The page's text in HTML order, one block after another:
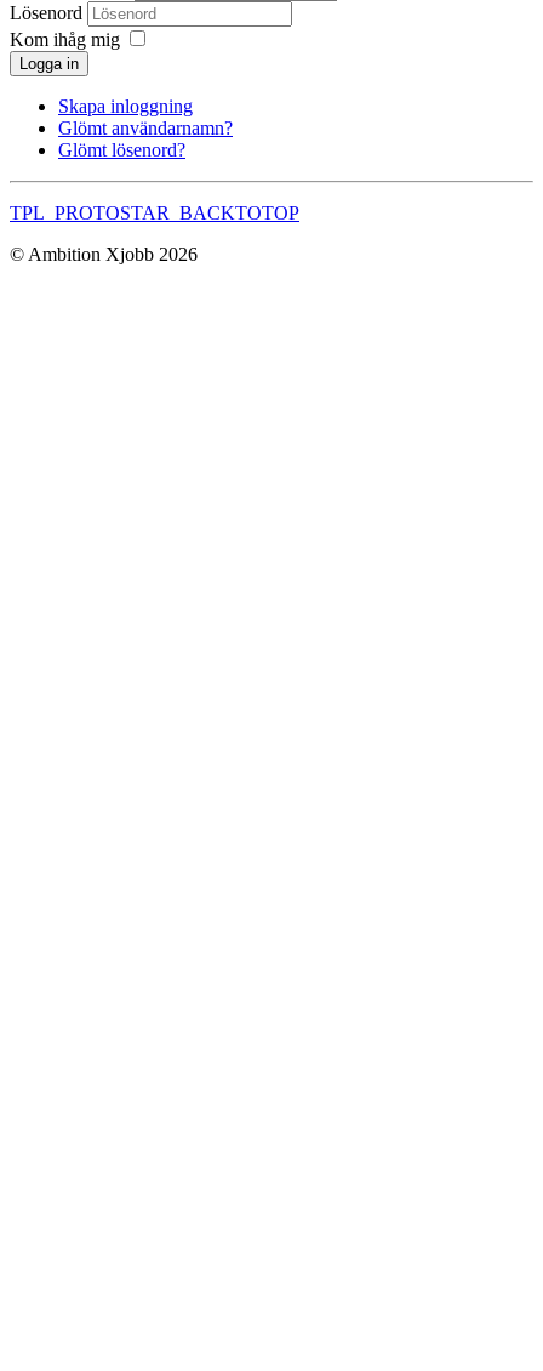
Lösenord
Kom ihåg mig
Logga in
Skapa inloggning
Glömt användarnamn?
Glömt lösenord?
TPL_PROTOSTAR_BACKTOTOP
© Ambition Xjobb 2026